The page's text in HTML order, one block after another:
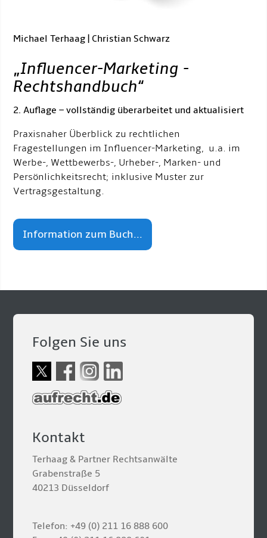
Michael Terhaag | Christian Schwarz
„Influencer-Marketing -
Rechtshandbuch“
2. Auflage – vollständig überarbeitet und aktualisiert
Praxisnaher Überblick zu rechtlichen
Fragestellungen im Influencer-Marketing, u.a. im
Werbe-, Wettbewerbs-, Urheber-, Marken- und
Persönlichkeitsrecht; inklusive Muster zur
Vertragsgestaltung.
Information zum Buch...
Folgen Sie uns
Kontakt
Terhaag & Partner Rechtsanwälte
Grabenstraße 5
40213 Düsseldorf
Telefon: +49 (0) 211 16 888 600